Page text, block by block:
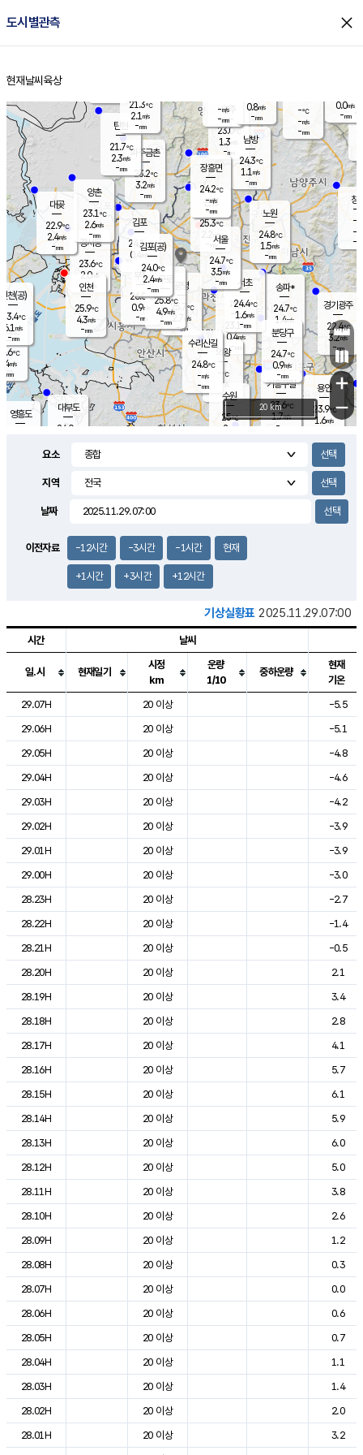
도시별관측 close
홈
현재날씨 육상
의도
℃
m/s
mm
영흥도
양주
23.0℃
1.3
-mm
과천
23.1℃
0.4m/s
- mm
용인
23.9℃
1.6m/s
경기광주
22.4℃
3.2m/s
-mm
1.9m/s
대부도
24.0
경서동
23.6℃
2.0m/s
-mm
파주금촌
23.2℃
3.2m/s
-mm
-℃
-m/s
-mm
대곶
22.9℃
2.4m/s
-mm
창
-
-m/
-
탄현
21.7℃
2.3m/s
-mm
0.0m/s
-mm
의왕
- ℃
m/s
mm
김포
24.1℃
0.4 m/s
mm
광명
25.7 ℃
2.7 m/s
-mm
부천
26.0℃
0.9m/s
-mm
양촌
23.1℃
2.6m/s
-mm
구로
25.8℃
4.9m/s
-mm
은평
25.3℃
2.2 m/s
- mm
노원
24.8℃
1.5m/s
-mm
송파*
24.7℃
1.4m/s
-mm
서초
24.4℃
1.6m/s
-mm
남방
24.3℃
1.1 m/s
-mm
기흥구갈
23.6℃
1.7m/s
-
수리산길
24.8℃
-m/s
-mm
분당구
24.7℃
0.9m/s
-mm
장흥면
24.2℃
-m/s
-mm
-m/s
-mm
인천(공)
23.4℃
6.1 m/s
-mm
김포(공)
24.0℃
2.4m/s
-mm
수원
25℃
2 m/s
인천
25.9℃
4.3m/s
-mm
서울
24.7℃
3.5m/s
-mm
21.3℃
2.1 m/s
-mm
0.8m/s
-mm
+
−
20 km
요소
지역
날짜
이전자료 -12시간 -3시간 -1시간 현재
+1시간 +3시간 +12시간
기상실황표 2025.11.29.07:00
도시별 기상실황표로 지점, 날씨, 기온, 강수, 바람, 기압등을 안내한 표입
시간 날씨
일.시 현재일기
시정
km
운량
1/10
중하운량
현재
기온
29.07H
20 이상
-5.5
29.06H
20 이상
-5.1
29.05H
20 이상
-4.8
29.04H
20 이상
-4.6
29.03H
20 이상
-4.2
29.02H
20 이상
-3.9
29.01H
20 이상
-3.9
29.00H
20 이상
-3.0
28.23H
20 이상
-2.7
28.22H
20 이상
-1.4
28.21H
20 이상
-0.5
28.20H
20 이상
2.1
28.19H
20 이상
3.4
28.18H
20 이상
2.8
28.17H
20 이상
4.1
28.16H
20 이상
5.7
28.15H
20 이상
6.1
28.14H
20 이상
5.9
28.13H
20 이상
6.0
28.12H
20 이상
5.0
28.11H
20 이상
3.8
28.10H
20 이상
2.6
28.09H
20 이상
1.2
28.08H
20 이상
0.3
28.07H
20 이상
0.0
28.06H
20 이상
0.6
28.05H
20 이상
0.7
28.04H
20 이상
1.1
28.03H
20 이상
1.4
28.02H
20 이상
2.0
28.01H
20 이상
3.2